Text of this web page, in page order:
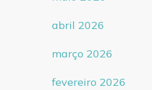
abril 2026
março 2026
fevereiro 2026